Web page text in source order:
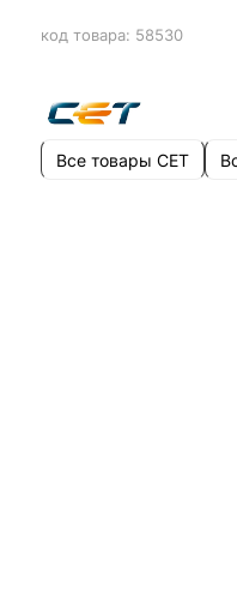
код товара: 58530
Все товары CET